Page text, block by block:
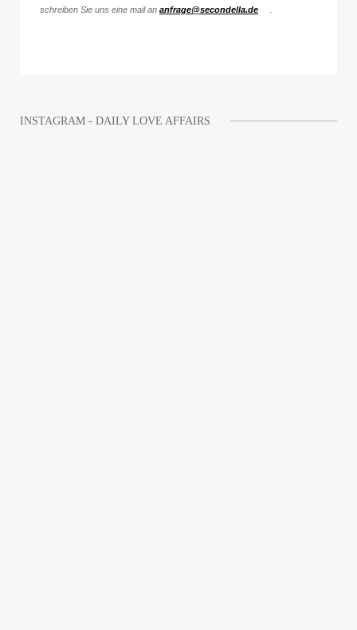
schreiben Sie uns eine mail an anfrage@secondella.de
INSTAGRAM - DAILY LOVE AFFAIRS